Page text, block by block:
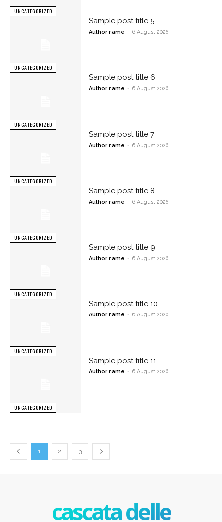
UNCATEGORIZED
UNCATEGORIZED
Sample post title 5
Author name - 6 August 2026
UNCATEGORIZED
Sample post title 6
Author name - 6 August 2026
UNCATEGORIZED
Sample post title 7
Author name - 6 August 2026
UNCATEGORIZED
Sample post title 8
Author name - 6 August 2026
UNCATEGORIZED
Sample post title 9
Author name - 6 August 2026
UNCATEGORIZED
Sample post title 10
Author name - 6 August 2026
UNCATEGORIZED
Sample post title 11
Author name - 6 August 2026
1 2 3
cascata delle